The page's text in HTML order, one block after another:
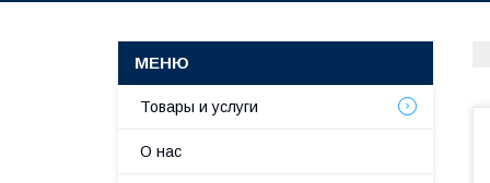
Товары и услуги
О нас